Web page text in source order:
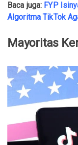
Baca juga: FYP
Algoritma TikTok
Mayoritas